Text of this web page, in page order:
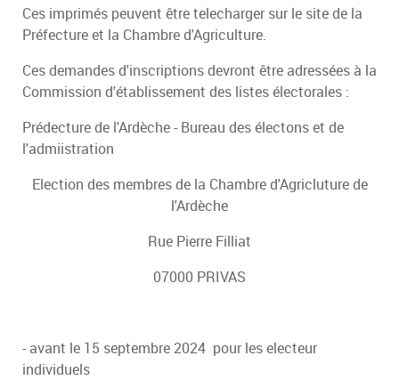
Ces imprimés peuvent être telecharger sur le site de la
Préfecture et la Chambre d'Agriculture.
Ces demandes d'inscriptions devront être adressées à la
Commission d'établissement des listes électorales :
Prédecture de l'Ardèche - Bureau des électons et de
l'admiistration
Election des membres de la Chambre d'Agricluture de
l'Ardèche
Rue Pierre Filliat
07000 PRIVAS
- avant le 15 septembre 2024 pour les electeur
individuels